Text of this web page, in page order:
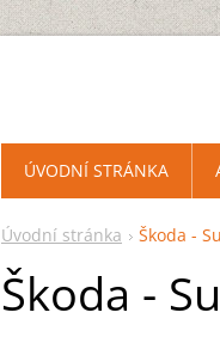
Úvodní stránka Škoda -
Škoda -
ÚVODNÍ STRÁNKA